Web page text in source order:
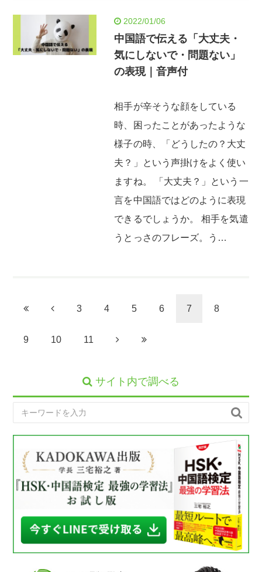
2022/01/06
中国語で伝える「大丈夫・
気にしないで・問題ない」
の表現｜音声付
相手が辛そうな顔をしている
時、困ったことがあったような
様子の時、「どうしたの？大丈
夫？」という声掛けをよく使い
ますね。 「大丈夫？」という一
言を中国語ではどのように表現
できるでしょうか。 相手を気遣
うとっさのフレーズ。う…
3 4 5 6 7 8
9 10 11
サイト内で調べる
